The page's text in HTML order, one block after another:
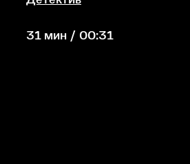
31 мин / 00:31